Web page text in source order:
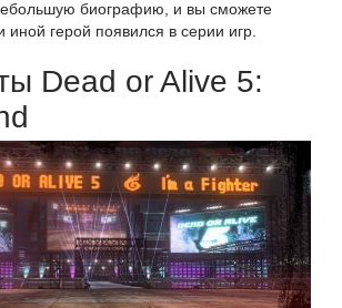
биографию, и вы сможете
иной герой появился в серии игр.
Dead or Alive 5: